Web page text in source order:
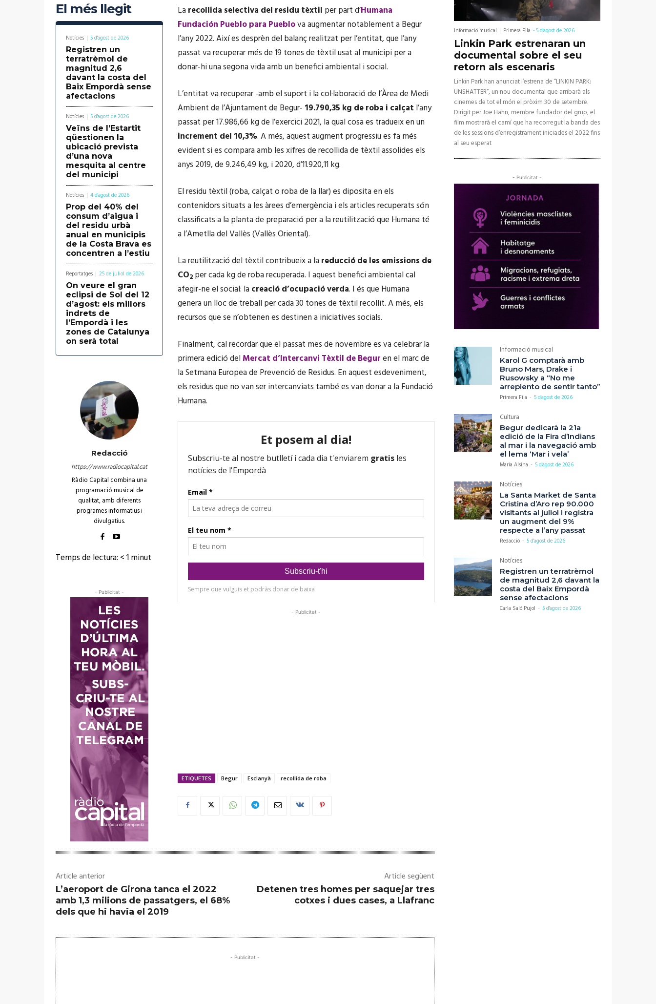
El més llegit
Notícies 5 d'agost de 2026
Registren un
terratrèmol de
magnitud 2,6
davant la costa del
Baix Empordà sense
afectacions
Notícies 5 d'agost de 2026
Veïns de l’Estartit
qüestionen la
ubicació prevista
d’una nova
mesquita al centre
del municipi
Notícies 4 d'agost de 2026
Prop del 40% del
consum d’aigua i
del residu urbà
anual en municipis
de la Costa Brava es
concentren a l’estiu
Reportatges 25 de juliol de 2026
On veure el gran
eclipsi de Sol del 12
d’agost: els millors
indrets de
l’Empordà i les
zones de Catalunya
on serà total
Redacció
https://www.radiocapital.cat
Ràdio Capital combina una
programació musical de
qualitat, amb diferents
programes informatius i
divulgatius.
Temps de lectura: < 1minut
- Publicitat -
La recollida selectiva del residu tèxtil per part d’Humana
Fundación Pueblo para Pueblova augmentar notablement a Begur
l’any 2022. Així es desprèn del balanç realitzat per l’entitat, que l’any
passat va recuperar més de 19 tones de tèxtil usat al municipi per a
donar-hi una segona vida amb un benefici ambiental i social.
L’entitat va recuperar -amb el suport i la col·laboració de l’Àrea de Medi
Ambient de l’Ajuntament de Begur- 19.790,35 kg de roba i calçat l’any
passat per 17.986,66 kg de l’exercici 2021, la qual cosa es tradueix en un
increment del 10,3%. A més, aquest augment progressiu es fa més
evident si es compara amb les xifres de recollida de tèxtil assolides els
anys 2019, de 9.246,49 kg, i 2020, d’11.920,11 kg.
El residu tèxtil (roba, calçat o roba de la llar) es diposita en els
contenidors situats a les àrees d’emergència i els articles recuperats són
classificats a la planta de preparació per a la reutilització que Humana té
a l’Ametlla del Vallès (Vallès Oriental).
La reutilització del tèxtil contribueix a la reducció de les emissions de
CO2 per cada kg de roba recuperada. I aquest benefici ambiental cal
afegir-ne el social: la creació d’ocupació verda. I és que Humana
genera un lloc de treball per cada 30 tones de tèxtil recollit. A més, els
recursos que se n’obtenen es destinen a iniciatives socials.
Finalment, cal recordar que el passat mes de novembre es va celebrar la
primera edició delMercat d’Intercanvi Tèxtil de Beguren el marc de
la Setmana Europea de Prevenció de Residus. En aquest esdeveniment,
els residus que no van ser intercanviats també es van donar a la Fundació
Humana.
- Publicitat -
ETIQUETES Begur Esclanyà recollida de roba
Article anterior
L’aeroport de Girona tanca el 2022
amb 1,3 milions de passatgers, el 68%
dels que hi havia el 2019
Article següent
Detenen tres homes per saquejar tres
cotxes i dues cases, a Llafranc
- Publicitat -
Informació musical Primera Fila -5 d'agost de 2026
Linkin Park estrenaran un
documental sobre el seu
retorn als escenaris
Linkin Park han anunciat l’estrena de “LINKIN PARK:
UNSHATTER”, un nou documental que arribarà als
cinemes de tot el món el pròxim 30 de setembre.
Dirigit per Joe Hahn, membre fundador del grup, el
film mostrarà el camí que ha recorregut la banda des
de les sessions d’enregistrament iniciades el 2022 fins
al seu esperat
- Publicitat -
Informació musical
Karol G comptarà amb
Bruno Mars, Drake i
Rusowsky a “No me
arrepiento de sentir tanto”
Primera Fila - 5 d'agost de 2026
Cultura
Begur dedicarà la 21a
edició de la Fira d’Indians
al mar i la navegació amb
el lema ‘Mar i vela’
Maria Alsina - 5 d'agost de 2026
Notícies
La Santa Market de Santa
Cristina d’Aro rep 90.000
visitants al juliol i registra
un augment del 9%
respecte a l’any passat
Redacció - 5 d'agost de 2026
Notícies
Registren un terratrèmol
de magnitud 2,6 davant la
costa del Baix Empordà
sense afectacions
Carla Saló Pujol - 5 d'agost de 2026